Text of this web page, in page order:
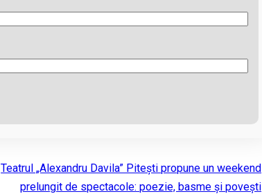
Teatrul „Alexandru Davila” Pitești propune un weekend
prelungit de spectacole: poezie, basme și povești